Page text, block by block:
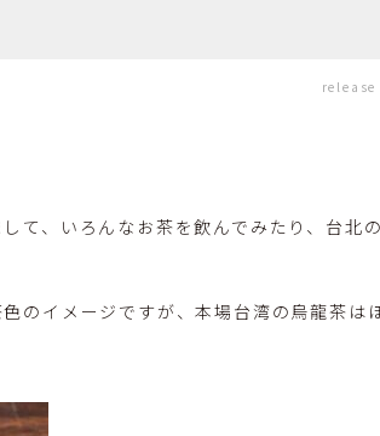
release
て、いろんなお茶を飲んでみたり、台北
のイメージですが、本場台湾の烏龍茶は